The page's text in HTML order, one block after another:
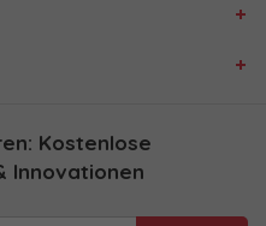
Kostenlose
Innovationen